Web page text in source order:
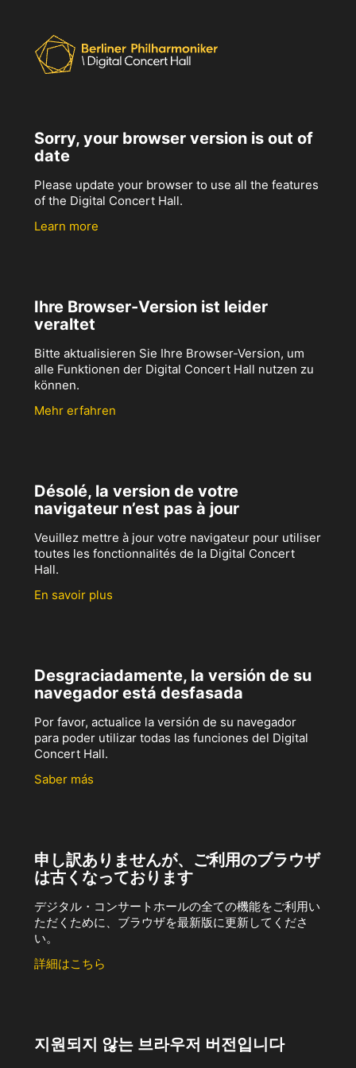
Sorry, your browser version is out of
date
Please update your browser to use all the features
of the Digital Concert Hall.
Learn more
Ihre Browser-Version ist leider
veraltet
Bitte aktualisieren Sie Ihre Browser-Version, um
alle Funktionen der Digital Concert Hall nutzen zu
können.
Mehr erfahren
Désolé, la version de votre
navigateur n’est pas à jour
Veuillez mettre à jour votre navigateur pour utiliser
toutes les fonctionnalités de la Digital Concert
Hall.
En savoir plus
Desgraciadamente, la versión de su
navegador está desfasada
Por favor, actualice la versión de su navegador
para poder utilizar todas las funciones del Digital
Concert Hall.
Saber más
申し訳ありませんが、ご利用のブラウザ
は古くなっております
デジタル・コンサートホールの全ての機能をご利用い
ただくために、ブラウザを最新版に更新してくださ
い。
詳細はこちら
지원되지 않는 브라우저 버전입니다